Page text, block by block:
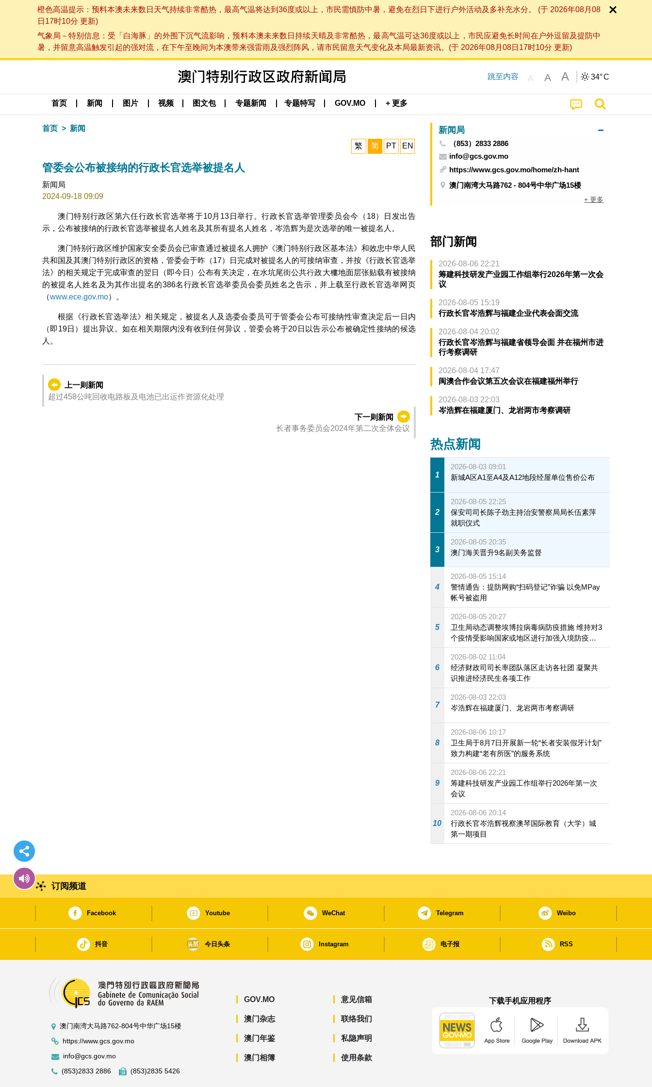
橙色高温提示：预料本澳未来数日天气持续非常酷热，最高气温将达到36度或以上，市民需慎防中暑，避免在烈日下进行户外活动及多补充水分。 (于 2026年08月08
日17时10分 更新)
气象局－特别信息：受「白海豚」的外围下沉气流影响，预料本澳未来数日持续天晴及非常酷热，最高气温可达36度或以上，市民应避免长时间在户外逗留及提防中
暑，并留意高温触发引起的强对流，在下午至晚间为本澳带来强雷雨及强烈阵风，请市民留意天气变化及本局最新资讯。(于 2026年08月08日17时10分 更新)
跳至内容 A A A 34°C
首页 新闻 图片 视频 图文包 专题新闻 专题特写 GOV.MO + 更多
首页 新闻
繁 简 PT EN
管委会公布被接纳的行政长官选举被提名人
新闻局
2024-09-18 09:09
澳门特别行政区第六任行政长官选举将于10月13日举行。行政长官选举管理委员会今（18）日发出告
示，公布被接纳的行政长官选举被提名人姓名及其所有提名人姓名，岑浩辉为是次选举的唯一被提名人。
澳门特别行政区维护国家安全委员会已审查通过被提名人拥护《澳门特别行政区基本法》和效忠中华人民
共和国及其澳门特别行政区的资格，管委会于昨（17）日完成对被提名人的可接纳审查，并按《行政长官选举
法》的相关规定于完成审查的翌日（即今日）公布有关决定，在水坑尾街公共行政大樓地面层张贴载有被接纳
的被提名人姓名及为其作出提名的386名行政长官选举委员会委员姓名之告示，并上载至行政长官选举网页
（www.ece.gov.mo）。
根据《行政长官选举法》相关规定，被提名人及选委会委员可于管委会公布可接纳性审查决定后一日内
（即19日）提出异议。如在相关期限内没有收到任何异议，管委会将于20日以告示公布被确定性接纳的候选
人。
上一则新闻
超过458公吨回收电路板及电池已出运作资源化处理
下一则新闻
长者事务委员会2024年第二次全体会议
新闻局
（853）2833 2886
info@gcs.gov.mo
https://www.gcs.gov.mo/home/zh-hant
澳门南湾大马路762 - 804号中华广场15楼
+ 更多
部门新闻
2026-08-06 22:21
筹建科技研发产业园工作组举行2026年第一次会
议
2026-08-05 15:19
行政长官岑浩辉与福建企业代表会面交流
2026-08-04 20:02
行政长官岑浩辉与福建省领导会面 并在福州市进
行考察调研
2026-08-04 17:47
闽澳合作会议第五次会议在福建福州举行
2026-08-03 22:03
岑浩辉在福建厦门、龙岩两市考察调研
热点新闻
1
2026-08-03 09:01
新城A区A1至A4及A12地段经屋单位售价公布
2
2026-08-05 22:25
保安司司长陈子劲主持治安警察局局长伍素萍
就职仪式
3
2026-08-05 20:35
澳门海关晋升9名副关务监督
4
2026-08-05 15:14
警情通告：提防网购“扫码登记”诈骗 以免MPay
帐号被盗用
5
2026-08-05 20:27
卫生局动态调整埃博拉病毒病防疫措施 维持对3
个疫情受影响国家或地区进行加强入境防疫措
施
6
2026-08-02 11:04
经济财政司司长率团队落区走访各社团 凝聚共
识推进经济民生各项工作
7
2026-08-03 22:03
岑浩辉在福建厦门、龙岩两市考察调研
8
2026-08-06 10:17
卫生局于8月7日开展新一轮“长者安装假牙计划”
致力构建“老有所医”的服务系统
9
2026-08-06 22:21
筹建科技研发产业园工作组举行2026年第一次
会议
10
2026-08-06 20:14
行政长官岑浩辉视察澳琴国际教育（大学）城
第一期项目
订阅频道
Facebook Youtube WeChat Telegram Weibo
抖音 今日头条 Instagram 电子报 RSS
澳门南湾大马路762-804号中华广场15楼
https://www.gcs.gov.mo
info@gcs.gov.mo
(853)2833 2886
(853)2835 5426
GOV.MO
澳门杂志
澳门年鉴
澳门相簿
意见信箱
联络我们
私隐声明
使用条款
下载手机应用程序